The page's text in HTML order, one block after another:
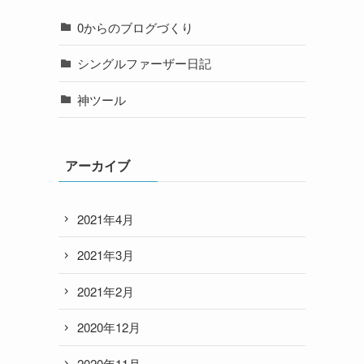
0からのブログづくり
シングルファーザー日記
神ツール
アーカイブ
2021年4月
2021年3月
2021年2月
2020年12月